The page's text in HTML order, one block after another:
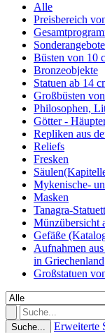
Alle
Preisbereich
Sonderangebote
Büsten von 10
Bronzeobjekte
Statuen ab 14
Großbüsten
Philosophen,
Götter -
Repliken aus
Reliefs
Fresken
Mykenische-
Masken
Tanagra-
Münzübersicht
Gefäße
Aufnahmen
in Griechenland
Großstatuen
Suche... Erweiterte